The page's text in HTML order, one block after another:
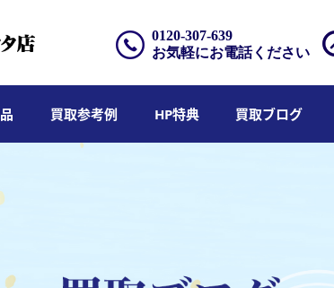
0120-307-639
お気軽にお電話ください
買取参考例 HP特典 買取ブログ